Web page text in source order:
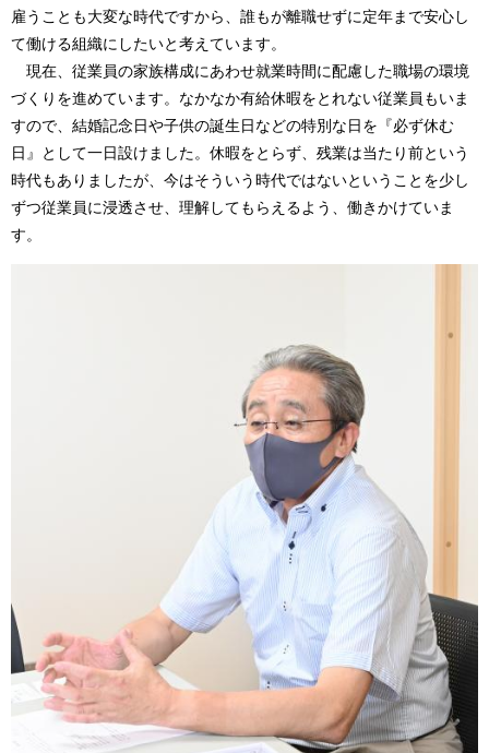
雇うことも大変な時代ですから、誰もが離職せずに定年まで安心し
て働ける組織にしたいと考えています。
現在、従業員の家族構成にあわせ就業時間に配慮した職場の環境
づくりを進めています。なかなか有給休暇をとれない従業員もいま
すので、結婚記念日や子供の誕生日などの特別な日を『必ず休む
日』として一日設けました。休暇をとらず、残業は当たり前という
時代もありましたが、今はそういう時代ではないということを少し
ずつ従業員に浸透させ、理解してもらえるよう、働きかけていま
す。